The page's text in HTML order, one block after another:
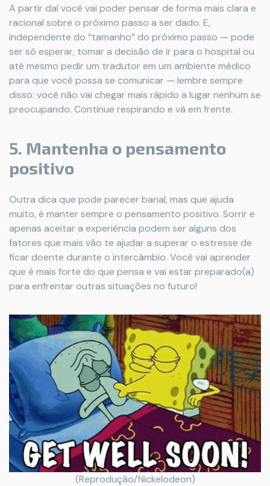
A partir daí você vai poder pensar de forma mais clara e
racional sobre o próximo passo a ser dado. E,
independente do “tamanho” do próximo passo — pode
ser só esperar, tomar a decisão de ir para o hospital ou
até mesmo pedir um tradutor em um ambiente médico
para que você possa se comunicar — lembre sempre
disso: você não vai chegar mais rápido a lugar nenhum se
preocupando. Continue respirando e vá em frente.
5. Mantenha o pensamento
positivo
Outra dica que pode parecer banal, mas que ajuda
muito, é manter sempre o pensamento positivo. Sorrir e
apenas aceitar a experiência podem ser alguns dos
fatores que mais vão te ajudar a superar o estresse de
ficar doente durante o intercâmbio. Você vai aprender
que é mais forte do que pensa e vai estar preparado(a)
para enfrentar outras situações no futuro!
(Reprodução/Nickelodeon)